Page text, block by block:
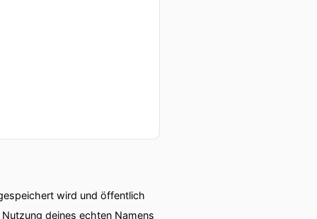
wird und öffentlich
deines echten Namens